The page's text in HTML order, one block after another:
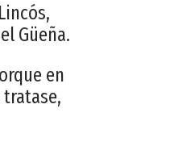
Güeña.
en